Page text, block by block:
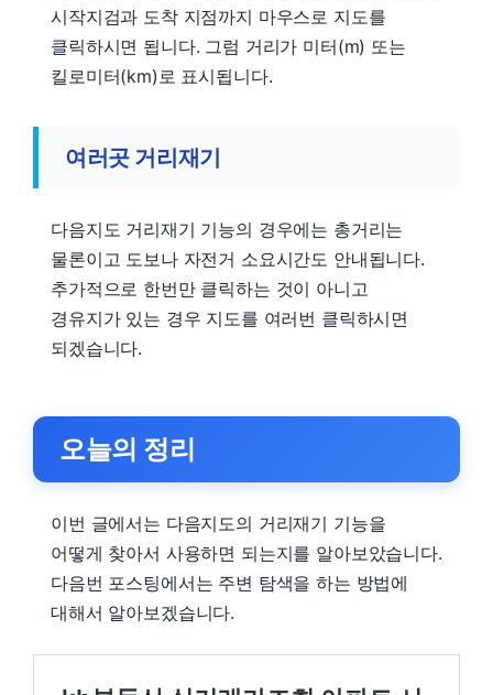
시작지검과 도착 지점까지 마우스로 지도를
클릭하시면 됩니다. 그럼 거리가 미터(m) 또는
킬로미터(km)로 표시됩니다.
여러곳 거리재기
다음지도 거리재기 기능의 경우에는 총거리는
물론이고 도보나 자전거 소요시간도 안내됩니다.
추가적으로 한번만 클릭하는 것이 아니고
경유지가 있는 경우 지도를 여러번 클릭하시면
되겠습니다.
오늘의 정리
이번 글에서는 다음지도의 거리재기 기능을
어떻게 찾아서 사용하면 되는지를 알아보았습니다.
다음번 포스팅에서는 주변 탐색을 하는 방법에
대해서 알아보겠습니다.